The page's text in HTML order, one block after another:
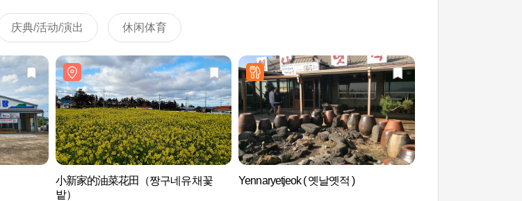
庆典/活动/演出 休闲体育
小新家的油菜花田（짱구네유채꽃
밭）
Yennaryetjeok ( 옛날옛적 )